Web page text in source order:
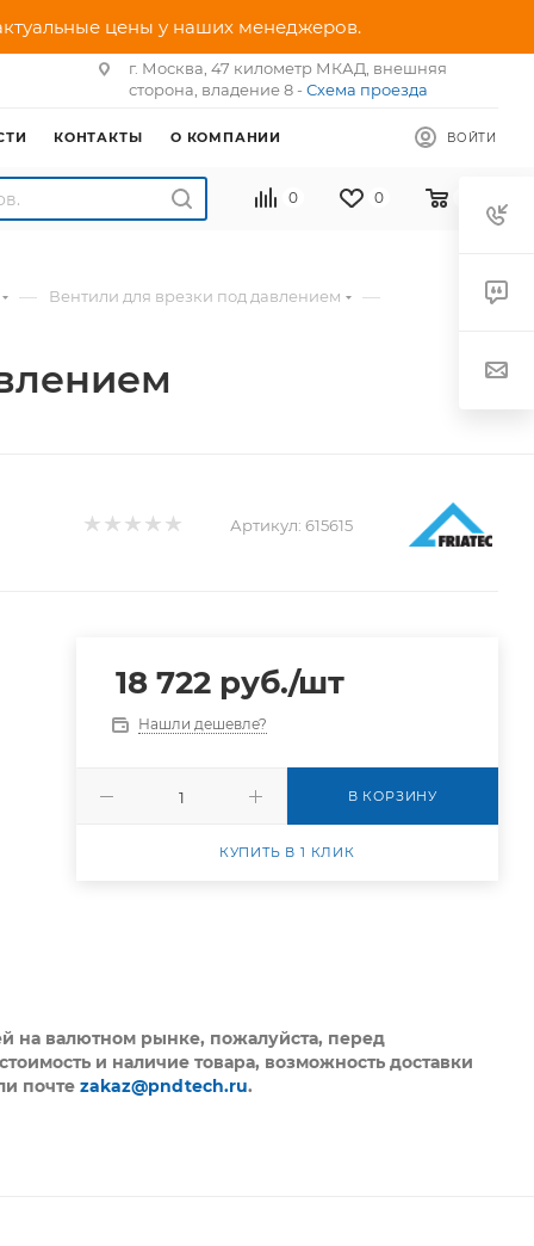
цены у наших менеджеров.
г. Москва, 47 километр МКАД, внешняя
сторона, владение 8 - Схема проезда
ВОЙТИ
КОНТАКТЫ О КОМПАНИИ
0 0
— Вентили для врезки под давлением —
Артикул: 615615
18 722руб./шт
Нашли дешевле?
В КОРЗИНУ
КУПИТЬ В 1 КЛИК
на валютном рынке, пожалуйста, перед
и наличие товара, возможность доставки
почтеzakaz@pndtech.ru.